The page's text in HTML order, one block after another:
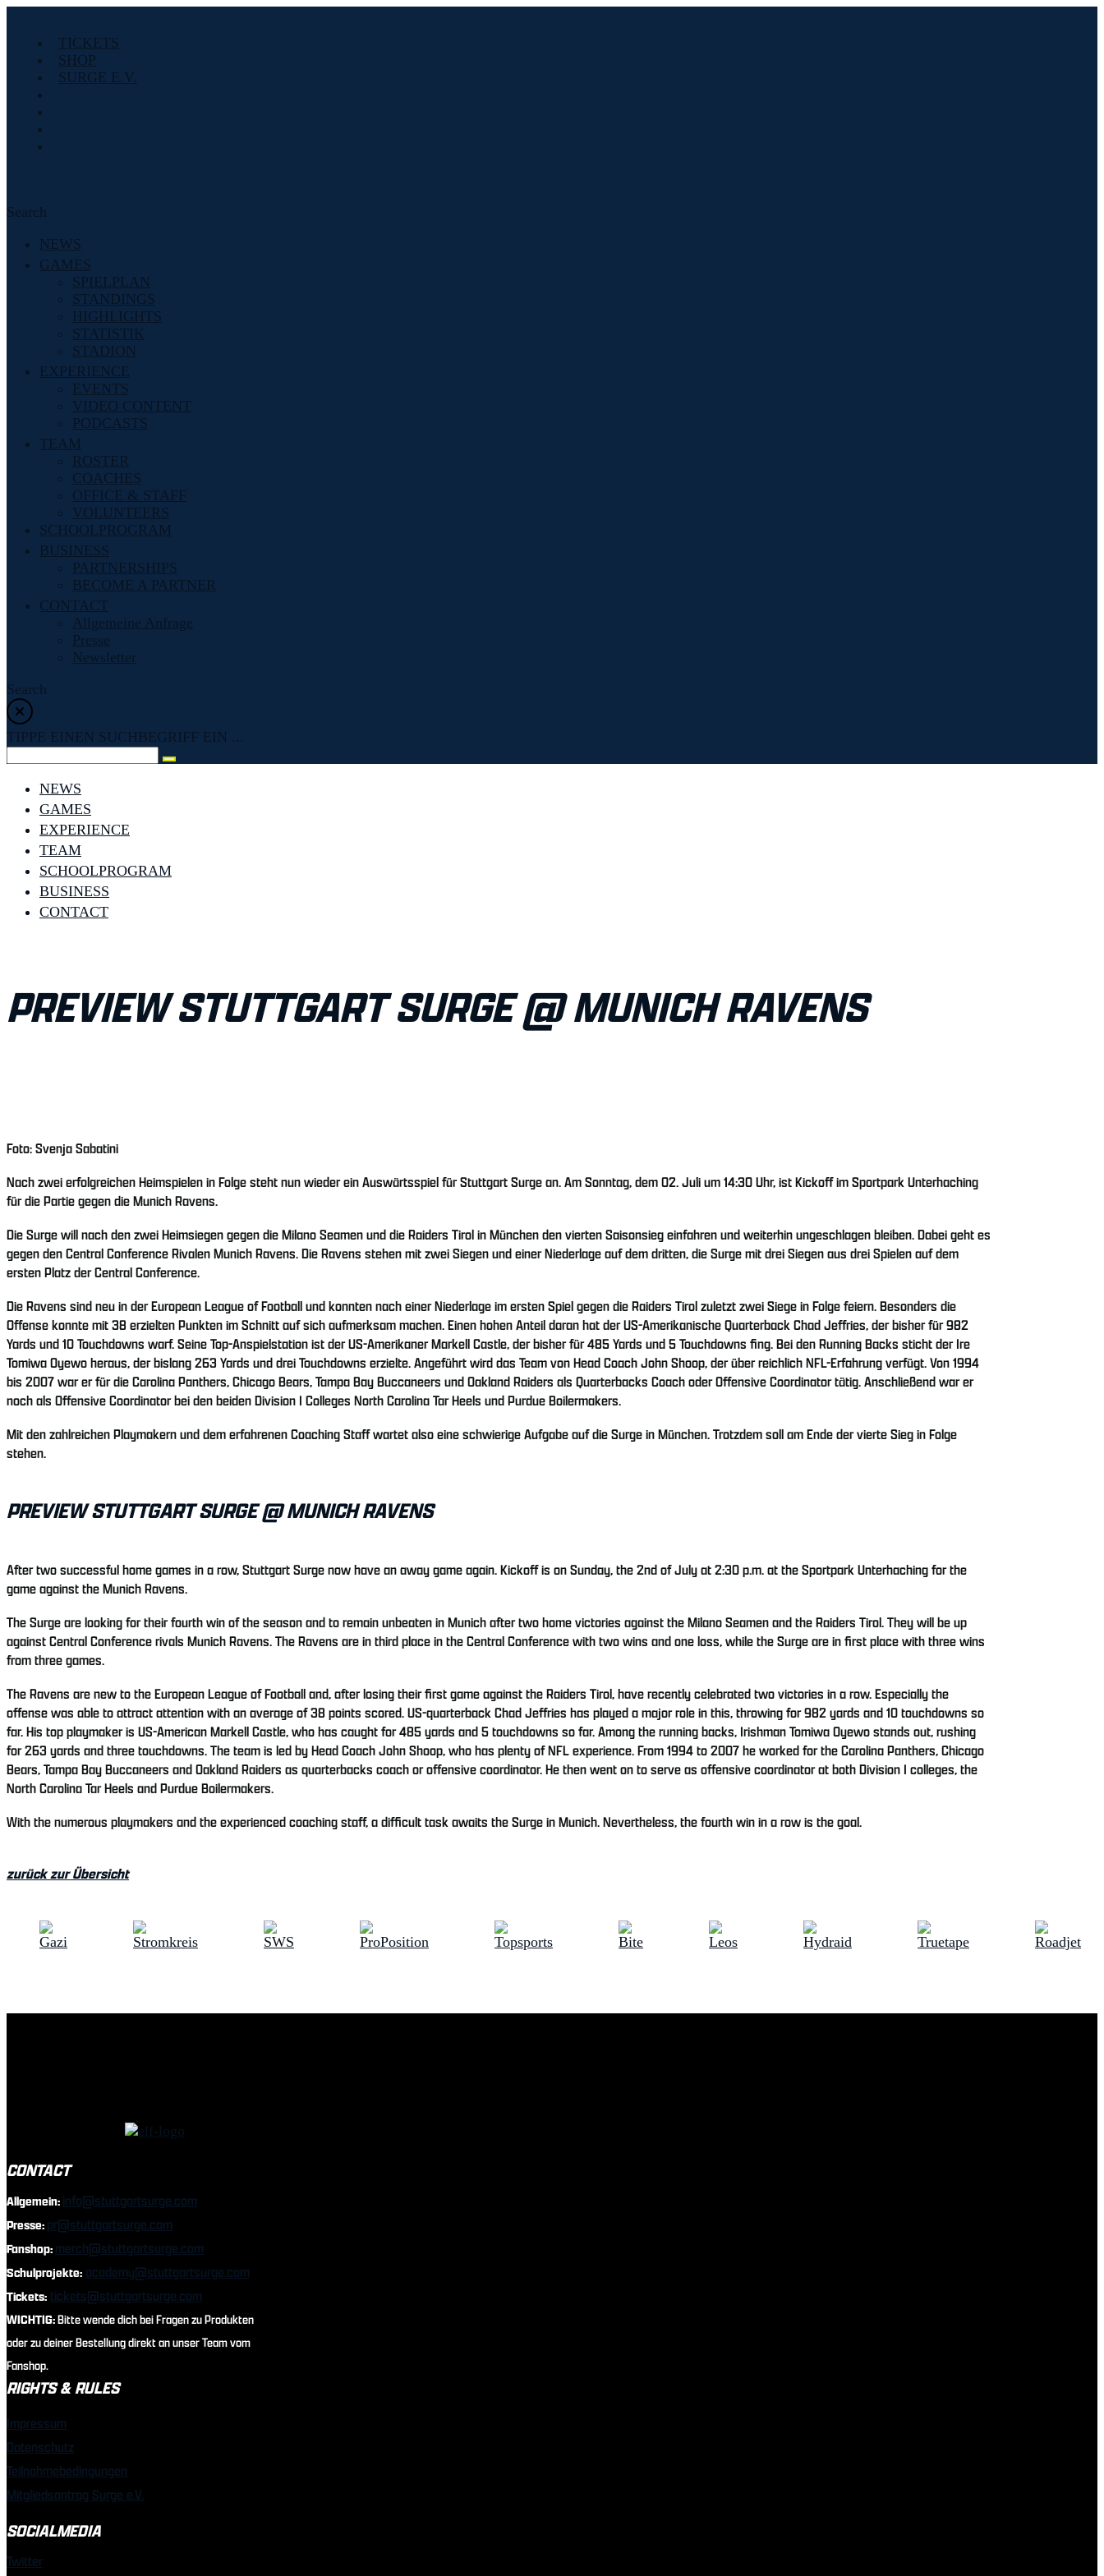
TICKETS
SHOP
SURGE E.V.
Search
NEWS
GAMES
SPIELPLAN
STANDINGS
HIGHLIGHTS
STATISTIK
STADION
EXPERIENCE
EVENTS
VIDEO CONTENT
PODCASTS
TEAM
ROSTER
COACHES
OFFICE & STAFF
VOLUNTEERS
SCHOOLPROGRAM
BUSINESS
PARTNERSHIPS
BECOME A PARTNER
CONTACT
Allgemeine Anfrage
Presse
Newsletter
Search
TIPPE EINEN SUCHBEGRIFF EIN ...
NEWS
GAMES
EXPERIENCE
TEAM
SCHOOLPROGRAM
BUSINESS
CONTACT
PREVIEW STUTTGART SURGE @ MUNICH RAVENS
Foto: Svenja Sabatini
Nach zwei erfolgreichen Heimspielen in Folge steht nun wieder ein Auswärtsspiel für Stuttgart Surge an. Am Sonntag, dem 02. Juli um 14:30 Uhr, ist Kickoff im Sportpark Unterhaching
für die Partie gegen die Munich Ravens.
Die Surge will nach den zwei Heimsiegen gegen die Milano Seamen und die Raiders Tirol in München den vierten Saisonsieg einfahren und weiterhin ungeschlagen bleiben. Dabei geht es
gegen den Central Conference Rivalen Munich Ravens. Die Ravens stehen mit zwei Siegen und einer Niederlage auf dem dritten, die Surge mit drei Siegen aus drei Spielen auf dem
ersten Platz der Central Conference.
Die Ravens sind neu in der European League of Football und konnten nach einer Niederlage im ersten Spiel gegen die Raiders Tirol zuletzt zwei Siege in Folge feiern. Besonders die
Offense konnte mit 38 erzielten Punkten im Schnitt auf sich aufmerksam machen. Einen hohen Anteil daran hat der US-Amerikanische Quarterback Chad Jeffries, der bisher für 982
Yards und 10 Touchdowns warf. Seine Top-Anspielstation ist der US-Amerikaner Markell Castle, der bisher für 485 Yards und 5 Touchdowns fing. Bei den Running Backs sticht der Ire
Tomiwa Oyewo heraus, der bislang 263 Yards und drei Touchdowns erzielte. Angeführt wird das Team von Head Coach John Shoop, der über reichlich NFL-Erfahrung verfügt. Von 1994
bis 2007 war er für die Carolina Panthers, Chicago Bears, Tampa Bay Buccaneers und Oakland Raiders als Quarterbacks Coach oder Offensive Coordinator tätig. Anschließend war er
noch als Offensive Coordinator bei den beiden Division I Colleges North Carolina Tar Heels und Purdue Boilermakers.
Mit den zahlreichen Playmakern und dem erfahrenen Coaching Staff wartet also eine schwierige Aufgabe auf die Surge in München. Trotzdem soll am Ende der vierte Sieg in Folge
stehen.
PREVIEW STUTTGART SURGE @ MUNICH RAVENS
After two successful home games in a row, Stuttgart Surge now have an away game again. Kickoff is on Sunday, the 2nd of July at 2:30 p.m. at the Sportpark Unterhaching for the
game against the Munich Ravens.
The Surge are looking for their fourth win of the season and to remain unbeaten in Munich after two home victories against the Milano Seamen and the Raiders Tirol. They will be up
against Central Conference rivals Munich Ravens. The Ravens are in third place in the Central Conference with two wins and one loss, while the Surge are in first place with three wins
from three games.
The Ravens are new to the European League of Football and, after losing their first game against the Raiders Tirol, have recently celebrated two victories in a row. Especially the
offense was able to attract attention with an average of 38 points scored. US-quarterback Chad Jeffries has played a major role in this, throwing for 982 yards and 10 touchdowns so
far. His top playmaker is US-American Markell Castle, who has caught for 485 yards and 5 touchdowns so far. Among the running backs, Irishman Tomiwa Oyewo stands out, rushing
for 263 yards and three touchdowns. The team is led by Head Coach John Shoop, who has plenty of NFL experience. From 1994 to 2007 he worked for the Carolina Panthers, Chicago
Bears, Tampa Bay Buccaneers and Oakland Raiders as quarterbacks coach or offensive coordinator. He then went on to serve as offensive coordinator at both Division I colleges, the
North Carolina Tar Heels and Purdue Boilermakers.
With the numerous playmakers and the experienced coaching staff, a difficult task awaits the Surge in Munich. Nevertheless, the fourth win in a row is the goal.
zurück zur Übersicht
CONTACT
Allgemein:info@stuttgartsurge.com
Presse:pr@stuttgartsurge.com
Fanshop:merch@stuttgartsurge.com
Schulprojekte: academy@stuttgartsurge.com
Tickets: tickets@stuttgartsurge.com
WICHTIG:Bitte wende dich bei Fragen zu Produkten
oder zu deiner Bestellung direkt an unser Team vom
Fanshop.
RIGHTS & RULES
Impressum
Datenschutz
Teilnahmebedingungen
Mitgliedsantrag Surge e.V.
SOCIALMEDIA
Twitter